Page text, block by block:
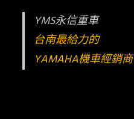
YMS永信重車
台南最給力的
YAMAHA機車經銷商